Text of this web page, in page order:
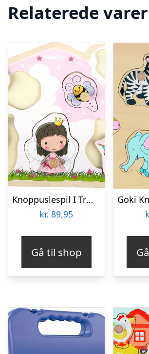
Relaterede varer
Knoppuslespil I Træ – 6 Brikker – Lillie & Ellie
kr. 89,95
Gå til shop